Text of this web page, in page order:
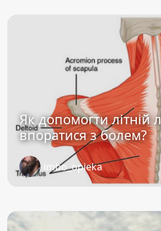
Як допомогти літній
впоратися з болем?
imbo_opieka